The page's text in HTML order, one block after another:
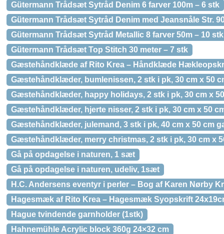
Gütermann Trådsæt Sytråd Denim 6 farver 100m – 6 stk
Gütermann Trådsæt Sytråd Denim med Jeansnåle Str.
Gütermann Trådsæt Sytråd Metallic 8 farver 50m – 10 stk
Gütermann Trådsæt Top Stitch 30 meter – 7 stk
Gæstehåndklæde af Rito Krea – Håndklæde
Gæstehåndklæder, bumlenissen, 2 stk i pk, 30 cm x 50
Gæstehåndklæder, happy holidays, 2 stk i pk, 30 cm x
Gæstehåndklæder, hjerte nisser, 2 stk i pk, 30 cm x 50
Gæstehåndklæder, julemand, 3 stk i pk, 40 cm x 50 cm
Gæstehåndklæder, merry christmas, 2 stk i pk, 30 cm x
Gå på opdagelse i naturen, 1 sæt
Gå på opdagelse i naturen, udeliv, 1sæt
H.C. Andersens eventyr i perler – Bog af Karen Nørby
Hagesmæk af Rito Krea – Hagesmæk Syopskrift
Hague tvindende garnholder (1stk)
Hahnemühle Acrylic block 360g 24×32 cm